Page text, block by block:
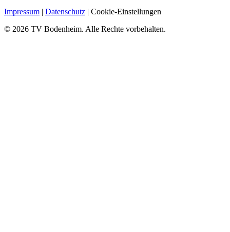
Impressum | Datenschutz | Cookie-Einstellungen
© 2026 TV Bodenheim. Alle Rechte vorbehalten.